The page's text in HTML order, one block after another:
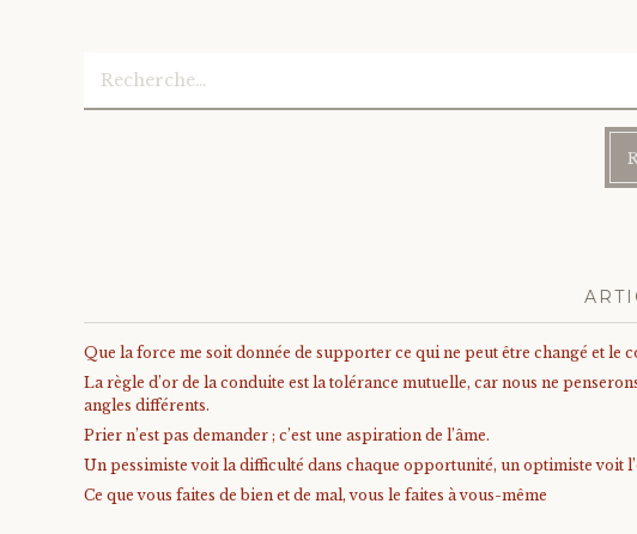
Rechercher :
Que la force me soit donnée de supporter ce qui ne peut être changé et le
La règle d’or de la conduite est la tolérance mutuelle, car nous ne
angles différents.
Prier n’est pas demander ; c’est une aspiration de l’âme.
Un pessimiste voit la difficulté dans chaque opportunité, un optimiste voit
Ce que vous faites de bien et de mal, vous le faites à vous-même